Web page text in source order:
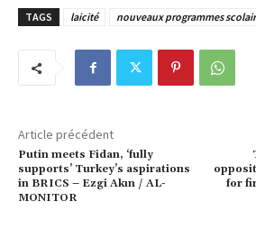
TAGS laicité nouveaux programmes
Article précédent
Putin meets Fidan, ‘fully
supports’ Turkey’s aspirations
in BRICS – Ezgi Akın / AL-
MONITOR
for